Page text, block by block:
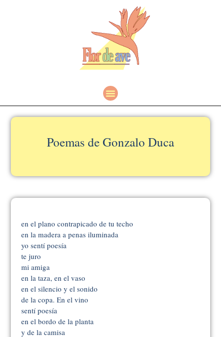
Poemas de Gonzalo Duca
en el plano contrapicado de tu techo
en la madera a penas iluminada
yo sentí poesía
te juro
mi amiga
en la taza, en el vaso
en el silencio y el sonido
de la copa. En el vino
sentí poesía
en el bordo de la planta
y de la camisa